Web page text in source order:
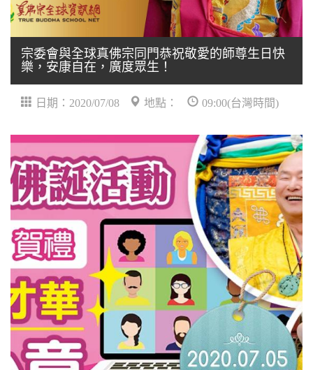
宗委會與全球真佛宗同門恭祝敬愛的師尊生日快
樂，安康自在，廣度眾生！
日期：2020/07/08 地點： 09:00(台灣時間)